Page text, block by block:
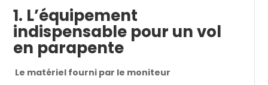
1. L’équipement
indispensable pour un vol
en parapente
Le matériel fourni par le moniteur